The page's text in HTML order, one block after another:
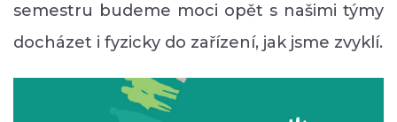
semestru budeme moci opět s našimi týmy
docházet i fyzicky do zařízení, jak jsme zvyklí.